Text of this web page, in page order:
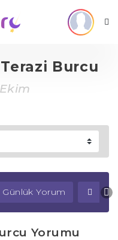
Burcu
Günlük Yorum
Yorumu